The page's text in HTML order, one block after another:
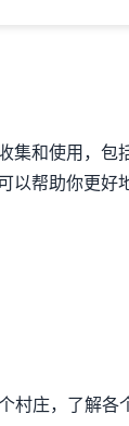
集和使用，包
以帮助你更好
村庄，了解各